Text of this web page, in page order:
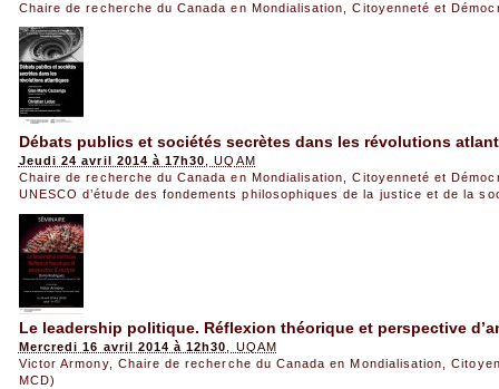
Chaire de recherche du Canada en Mondialisation, Citoyenneté et
Débats publics et sociétés secrètes dans les révolutions
Jeudi 24 avril 2014 à 17h30
, UQAM
Chaire de recherche du Canada en Mondialisation, Citoyenneté et
UNESCO d’étude des fondements philosophiques de la justice et de la
Le leadership politique. Réflexion théorique et perspective
Mercredi 16 avril 2014 à 12h30
, UQAM
Victor Armony, Chaire de recherche du Canada en Mondialisation,
MCD)